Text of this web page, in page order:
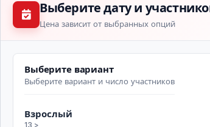
Выберите дату и
Цена зависит от выбранных опций
Выберите вариант
Выберите вариант и число участников
Взрослый
13 >